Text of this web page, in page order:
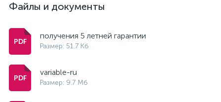
Файлы и документы
получения 5 летней гарантии
Размер: 51.7 Кб
variable-ru
Размер: 9.7 Мб